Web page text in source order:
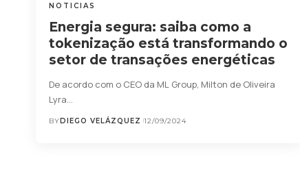
NOTICIAS
Energia segura: saiba como a
tokenização está transformando o
setor de transações energéticas
De acordo com o CEO da ML Group, Milton de Oliveira
Lyra…
BYDIEGO VELÁZQUEZ 12/09/2024